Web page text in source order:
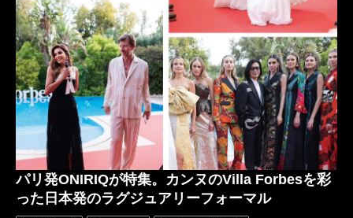
パリ発ONIRIQが特集。カンヌのVilla Forbesを彩
った日本発のラグジュアリーフォーマル